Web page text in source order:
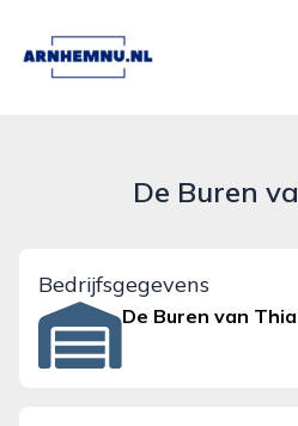
arnhemnu.nl
De Buren
Bedrijfsgegevens
De Buren van